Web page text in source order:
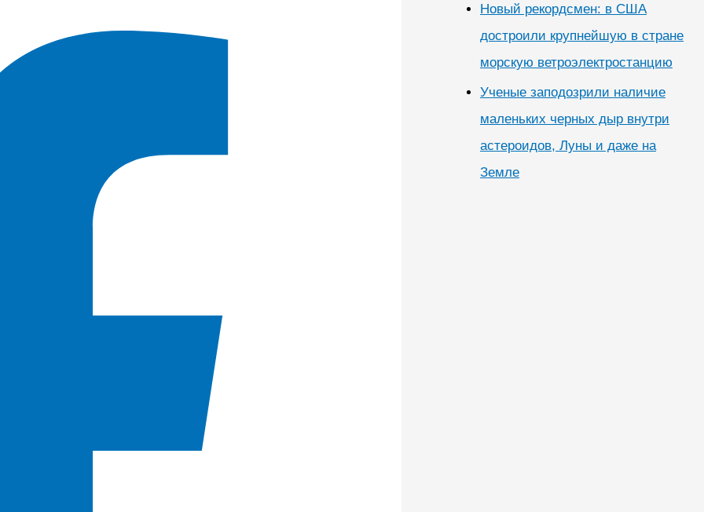
Новый рекордсмен: в США
достроили крупнейшую в стране
морскую ветроэлектростанцию
Ученые заподозрили наличие
маленьких черных дыр внутри
астероидов, Луны и даже на
Земле